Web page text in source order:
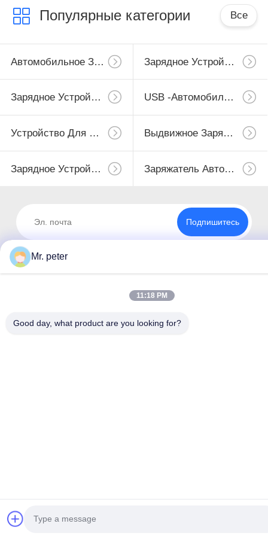
Популярные категории Все
Автомобильное Зарядное Устройство Для Смартфона Зарядное Устройство Для Мобильных Телефонов
Зарядное Устройство Для IPhone USB -автомобильное Зарядное Устройство
Устройство Для Передвижения USB Выдвижное Зарядное Устройство Micro USB
Зарядное Устройство Для IPhone Заряжатель Автомобиля Iphone
Подпишитесь
Mr. peter
11:18 PM
Good day, what product are you looking for?